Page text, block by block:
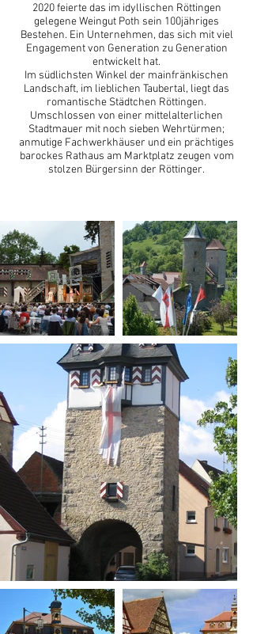
2020 feierte das im idyllischen Röttingen
gelegene Weingut Poth sein 100jähriges
Bestehen. Ein Unternehmen, das sich mit viel
Engagement von Generation zu Generation
entwickelt hat.
Im südlichsten Winkel der mainfränkischen
Landschaft, im lieblichen Taubertal, liegt das
romantische Städtchen Röttingen.
Umschlossen von einer mittelalterlichen
Stadtmauer mit noch sieben Wehrtürmen;
anmutige Fachwerkhäuser und ein prächtiges
barockes Rathaus am Marktplatz zeugen vom
stolzen Bürgersinn der Röttinger.